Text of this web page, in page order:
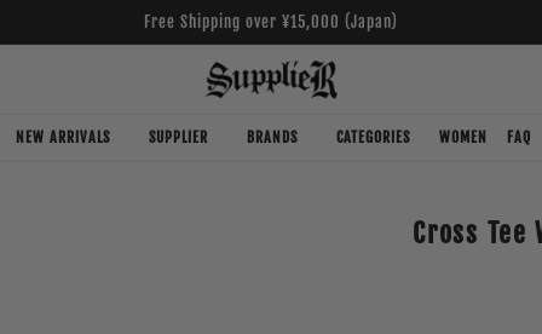
Free Shipping over ¥15,000 (Japan)
NEW ARRIVALS SUPPLIER BRANDS CATEGORIES WOMEN FAQ
Cross